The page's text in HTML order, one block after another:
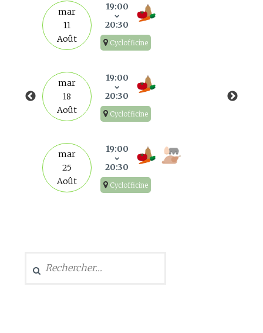
mar
11
Août
19:00
20:30
Cyclofficine
mar
18
Août
19:00
20:30
Cyclofficine
mar
25
Août
19:00
20:30
Cyclofficine